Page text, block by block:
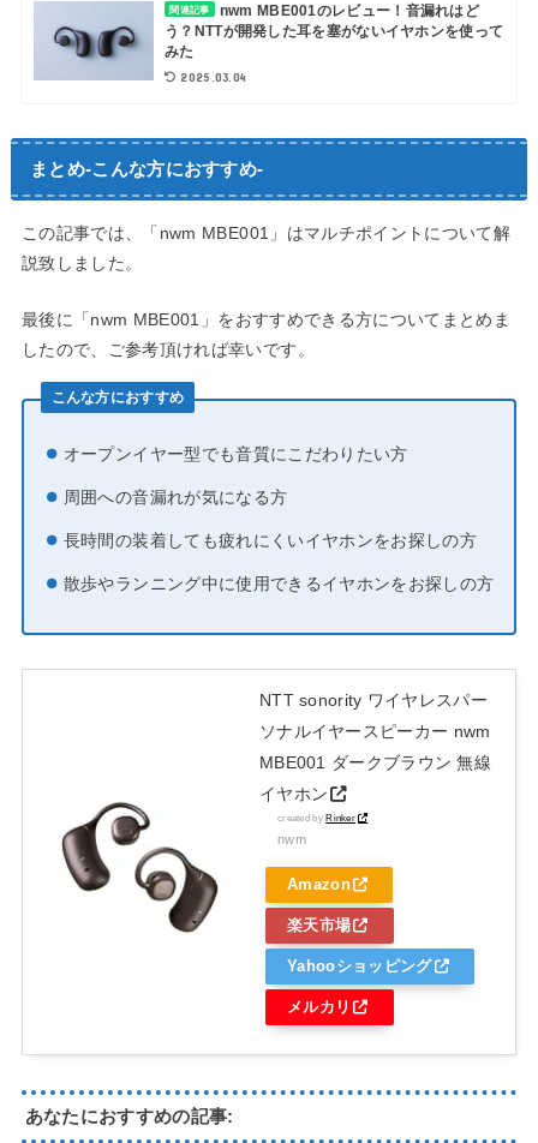
関連記事
nwm MBE001のレビュー！音漏れはど
う？NTTが開発した耳を塞がないイヤホンを使って
みた
2025.03.04
まとめ-こんな方におすすめ-
この記事では、「nwm MBE001」はマルチポイントについて解
説致しました。
最後に「nwm MBE001」をおすすめできる方についてまとめま
したので、ご参考頂ければ幸いです。
こんな方におすすめ
オープンイヤー型でも音質にこだわりたい方
周囲への音漏れが気になる方
長時間の装着しても疲れにくいイヤホンをお探しの方
散歩やランニング中に使用できるイヤホンをお探しの方
NTT sonority ワイヤレスパー
ソナルイヤースピーカー nwm
MBE001 ダークブラウン 無線
イヤホン
created byRinker
nwm
Amazon
楽天市場
Yahooショッピング
メルカリ
あなたにおすすめの記事: